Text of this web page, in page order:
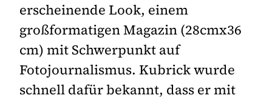
erscheinende Look, einem
großformatigen Magazin (28cmx36
cm) mit Schwerpunkt auf
Fotojournalismus. Kubrick wurde
schnell dafür bekannt, dass er mit